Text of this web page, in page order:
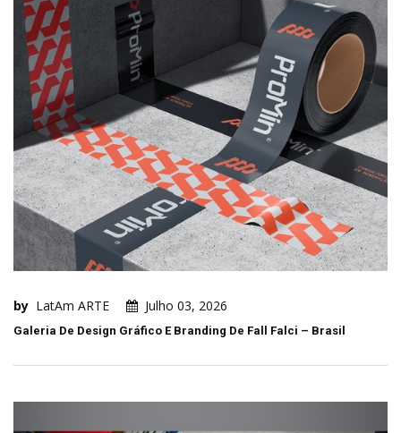
by LatAm ARTE Julho 03, 2026
Galeria De Design Gráfico E Branding De Fall Falci – Brasil